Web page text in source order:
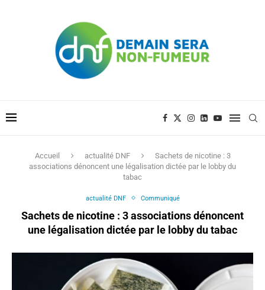
Accueil actualité DNF
Sachets de nicotine : 3
associations dénoncent une légalisation dictée par le lobby du
tabac
actualité DNF Communiqué
Sachets de nicotine : 3 associations dénoncent
une légalisation dictée par le lobby du tabac